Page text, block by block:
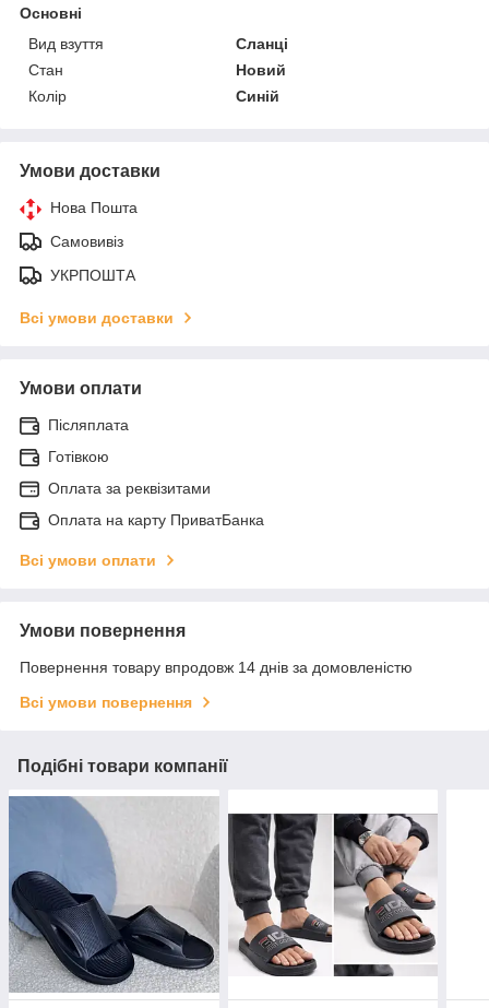
Основні
Вид взуття
Сланці
Стан
Новий
Колір
Синій
Умови доставки
Нова Пошта
Самовивіз
УКРПОШТА
Всі умови доставки
Умови оплати
Післяплата
Готівкою
Оплата за реквізитами
Оплата на карту ПриватБанка
Всі умови оплати
Умови повернення
Повернення товару впродовж 14 днів за домовленістю
Всі умови повернення
Подібні товари компанії